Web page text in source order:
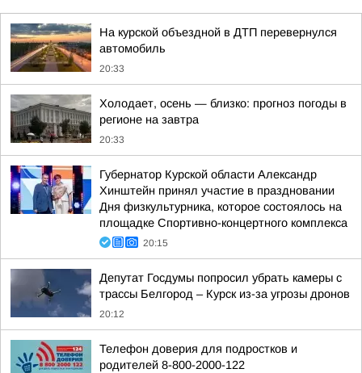
На курской объездной в ДТП перевернулся
автомобиль
20:33
Холодает, осень — близко: прогноз погоды в
регионе на завтра
20:33
Губернатор Курской области Александр
Хинштейн принял участие в праздновании
Дня физкультурника, которое состоялось на
площадке Спортивно-концертного комплекса
20:15
Депутат Госдумы попросил убрать камеры с
трассы Белгород – Курск из-за угрозы дронов
20:12
Телефон доверия для подростков и
родителей 8-800-2000-122